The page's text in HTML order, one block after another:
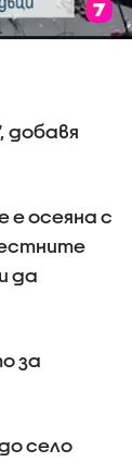
добавя
е осеяна с
да
за
село